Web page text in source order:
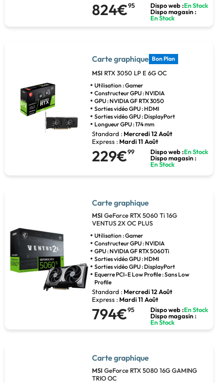
824€95 Dispo web :En Stock
Dispo magasin :
En Stock
Carte graphique Bon Plan
MSI RTX 3050 LP E 6G OC
Utilisation : Gamer
Constructeur GPU : NVIDIA
GPU : NVIDIA GF RTX 3050
Sorties vidéo GPU : HDMI
Sorties vidéo GPU : DisplayPort
Longueur GPU : 174 mm
Standard : Mercredi 12 Août
Express : Mardi 11 Août
229€99 Dispo web :En Stock
Dispo magasin :
En Stock
Carte graphique
MSI GeForce RTX 5060 Ti 16G
VENTUS 2X OC PLUS
Utilisation : Gamer
Constructeur GPU : NVIDIA
GPU : NVIDIA GF RTX 5060Ti
Sorties vidéo GPU : HDMI
Sorties vidéo GPU : DisplayPort
Equerre PCI-E Low Profile : Sans Low
Profile
Standard : Mercredi 12 Août
Express : Mardi 11 Août
794€95 Dispo web :En Stock
Dispo magasin :
En Stock
Carte graphique
MSI GeForce RTX 5080 16G GAMING
TRIO OC